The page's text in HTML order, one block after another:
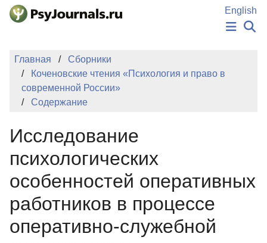
Перейти к основному содержанию
English
НОВОСТИ
ИЗДАНИЯ
Регистрация
Главная
Сборники
Коченовские чтения «Психология и право в
современной России»
Содержание
Исследование
психологических
особенностей оперативных
работников в процессе
оперативно-служебной